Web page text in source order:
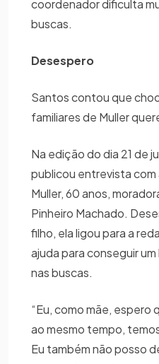
coordenador dificulta
buscas.
Desespero
Santos contou que
familiares de Muller
Na edição do dia 21 de
publicou entrevista com
Muller, 60 anos,
Pinheiro Machado.
filho, ela ligou para a
ajuda para conseguir
nas buscas.
“Eu, como mãe, espero
ao mesmo tempo,
Eu também não posso